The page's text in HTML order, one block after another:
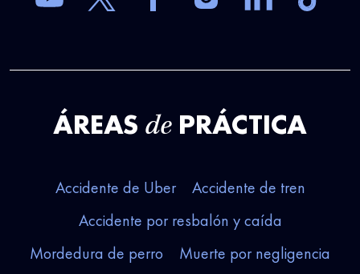
ÁREAS de PRÁCTICA
Accidente de Uber
Accidente de tren
Accidente por resbalón y caída
Mordedura de perro
Muerte por negligencia